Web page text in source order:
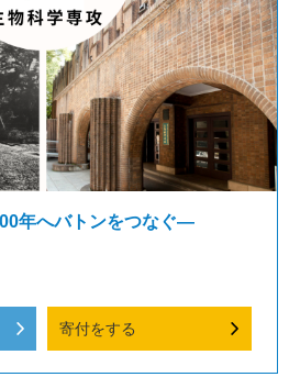
年へバトンをつなぐ—
寄付をする